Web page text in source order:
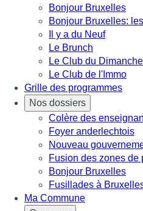
Bonjour Bruxelles
Bonjour Bruxelles:
Il y a du Neuf
Le Brunch
Le Club du Dimanche
Le Club de l'Immo
Grille des programmes
Nos dossiers
Colère des
Foyer anderlechtois
Nouveau
Fusion des zones de
Bonjour Bruxelles
Fusillades à
Ma Commune